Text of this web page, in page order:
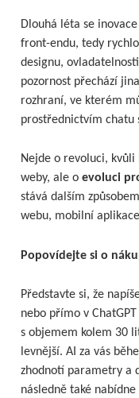
Dlouhá léta se
front-endu, tedy
designu,
pozornost přechází
rozhraní, ve kterém
prostřednictvím chatu
Nejde o revoluci,
weby, ale o evoluci
stává dalším
webu, mobilní
Popovídejte si o
Představte si, že
nebo přímo v
s objemem kolem 30
levnější. AI za vás
zhodnotí parametry a
následně také